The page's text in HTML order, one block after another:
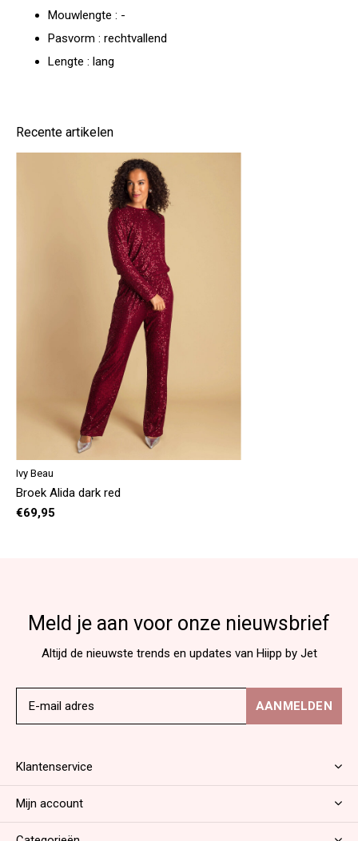
Mouwlengte : -
Pasvorm : rechtvallend
Lengte : lang
Recente artikelen
Ivy Beau
Broek Alida dark red
€69,95
Meld je aan voor onze nieuwsbrief
Altijd de nieuwste trends en updates van Hiipp by Jet
AANMELDEN
Klantenservice
Mijn account